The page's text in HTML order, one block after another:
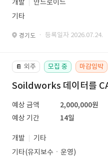
개발
안드로이드
기타
경기도 · 등록일자 2026.07.24.
📔 외주 모집 중 마감임박
Soildworks 데이터를
예상 금액
2,000,000원
예상 기간
14일
개발
기타
기타(유지보수ㆍ운영)